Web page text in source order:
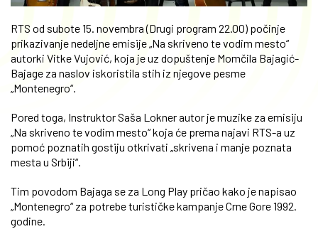
RTS od subote 15. novembra (Drugi program 22.00) počinje
prikazivanje nedeljne emisije „Na skriveno te vodim mesto“
autorki Vitke Vujović, koja je uz dopuštenje Momčila Bajagić-
Bajage za naslov iskoristila stih iz njegove pesme
„Montenegro“.
Pored toga, Instruktor Saša Lokner autor je muzike za emisiju
„Na skriveno te vodim mesto“ koja će prema najavi RTS-a uz
pomoć poznatih gostiju otkrivati „skrivena i manje poznata
mesta u Srbiji“.
Tim povodom Bajaga se za Long Play pričao kako je napisao
„Montenegro“ za potrebe turističke kampanje Crne Gore 1992.
godine.